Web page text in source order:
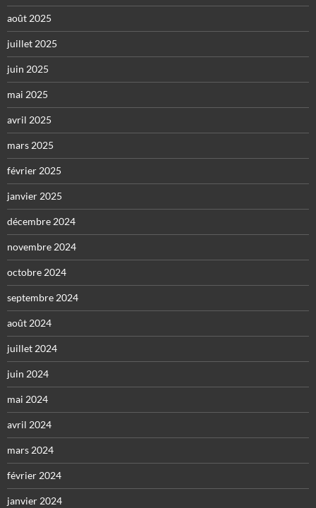
août 2025
juillet 2025
juin 2025
mai 2025
avril 2025
mars 2025
février 2025
janvier 2025
décembre 2024
novembre 2024
octobre 2024
septembre 2024
août 2024
juillet 2024
juin 2024
mai 2024
avril 2024
mars 2024
février 2024
janvier 2024